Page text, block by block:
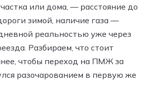
или дома, — расстояние до
зимой, наличие газа —
реальностью уже через
Разбираем, что стоит
чтобы переход на ПМЖ за
разочарованием в первую же